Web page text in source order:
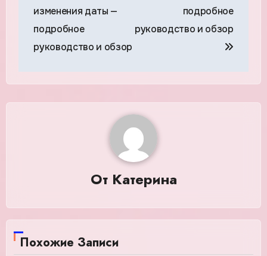
изменения даты —
подробное
руководство и обзор
подробное
руководство и обзор
От Катерина
Похожие Записи